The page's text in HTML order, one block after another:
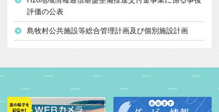
評価の公表
島牧村公共施設等総合管理計画及び個別施設計画